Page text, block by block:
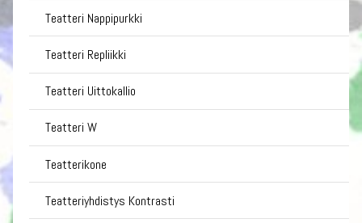
Teatteri Nappipurkki
Teatteri Repliikki
Teatteri Uittokallio
Teatteri W
Teatterikone
Teatteriyhdistys Kontrasti